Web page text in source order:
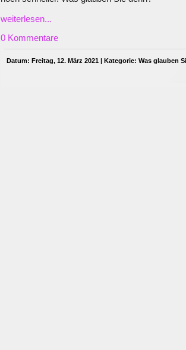
weiterlesen...
0 Kommentare
Datum: Freitag, 12. März 2021 | Kategorie: Was glauben